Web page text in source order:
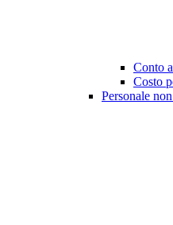
Conto
Costo
Personale